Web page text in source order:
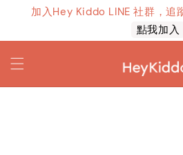
加入Hey Kiddo LINE 社群，追
點我加入